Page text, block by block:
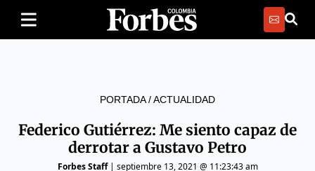
PORTADA/ACTUALIDAD
Federico Gutiérrez: Me siento capaz de
derrotar a Gustavo Petro
Forbes Staff| septiembre 13, 2021 @ 11:23:43 am